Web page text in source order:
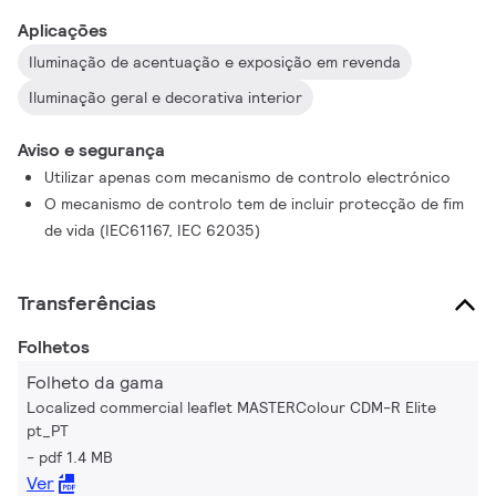
Aplicações
Iluminação de acentuação e exposição em revenda
Iluminação geral e decorativa interior
Aviso e segurança
Utilizar apenas com mecanismo de controlo electrónico
O mecanismo de controlo tem de incluir protecção de fim
de vida (IEC61167, IEC 62035)
Transferências
Folhetos
Folheto da gama
Localized commercial leaflet MASTERColour CDM-R Elite
pt_PT
pdf 1.4 MB
Ver